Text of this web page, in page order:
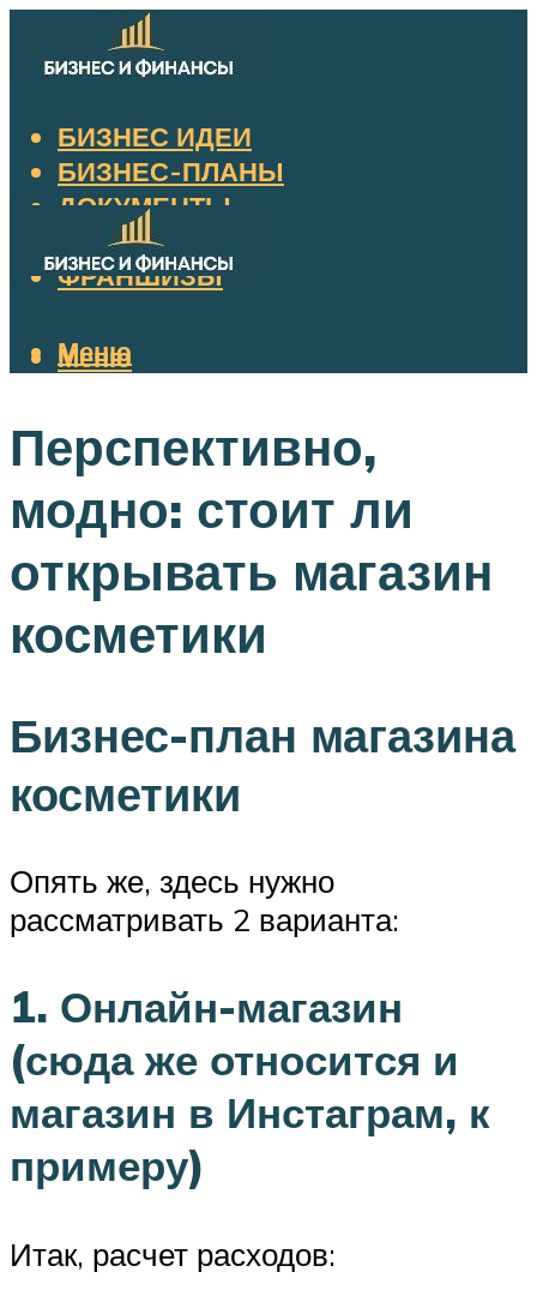
БИЗНЕС ИДЕИ
БИЗНЕС-ПЛАНЫ
ДОКУМЕНТЫ
НАЛОГИ
ФРАНШИЗЫ
Меню
Меню
Перспективно,
модно: стоит ли
открывать магазин
косметики
Бизнес-план магазина
косметики
Опять же, здесь нужно
рассматривать 2 варианта:
1. Онлайн-магазин
(сюда же относится и
магазин в Инстаграм, к
примеру)
Итак, расчет расходов: